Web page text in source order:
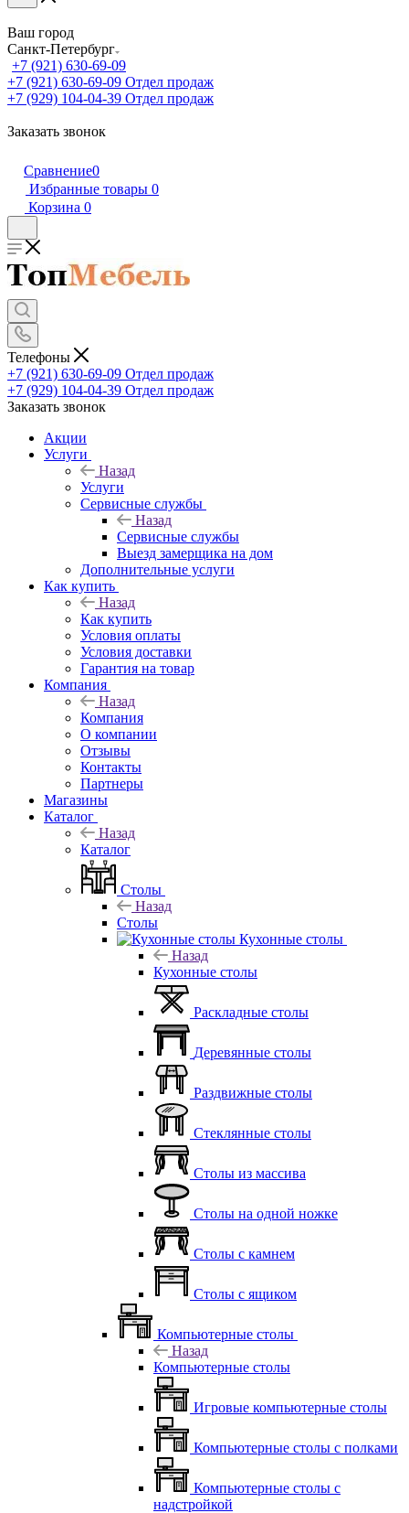
Ваш город
Санкт-Петербург
+7 (921) 630-69-09
+7 (921) 630-69-09 Отдел продаж
+7 (929) 104-04-39 Отдел продаж
Заказать звонок
Сравнение0
Избранные товары 0
Корзина 0
Телефоны
+7 (921) 630-69-09 Отдел продаж
+7 (929) 104-04-39 Отдел продаж
Заказать звонок
Акции
Услуги
Назад
Услуги
Сервисные службы
Назад
Сервисные службы
Выезд замерщика на дом
Дополнительные услуги
Как купить
Назад
Как купить
Условия оплаты
Условия доставки
Гарантия на товар
Компания
Назад
Компания
О компании
Отзывы
Контакты
Партнеры
Магазины
Каталог
Назад
Каталог
Столы
Назад
Столы
Кухонные столы
Назад
Кухонные столы
Раскладные столы
Деревянные столы
Раздвижные столы
Стеклянные столы
Столы из массива
Столы на одной ножке
Столы с камнем
Столы с ящиком
Компьютерные столы
Назад
Компьютерные столы
Игровые компьютерные столы
Компьютерные столы с полками
Компьютерные столы с
надстройкой